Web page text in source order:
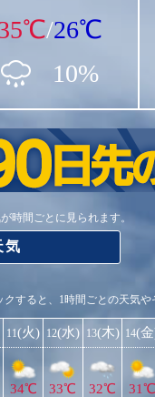
/26℃
10%
時間ごとに見られます。
気
クすると、1時間ごとの天気や
11(火)
34℃
12(水)
33℃
13(木)
32℃
14(
31℃